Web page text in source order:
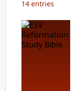
14 entries